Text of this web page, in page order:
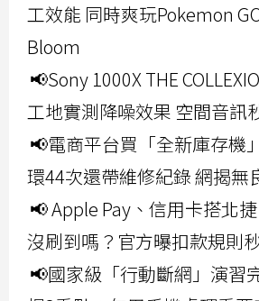
工效能 同時爽玩Pokemon
Bloom
📢Sony 1000X THE
工地實測降噪效果 空間音訊
📢電商平台買「全新庫存機
環44次還帶維修紀錄 網揭無
📢 Apple Pay、信用卡搭北
沒刷到嗎？官方曝扣款規則
📢國家級「行動斷網」演習